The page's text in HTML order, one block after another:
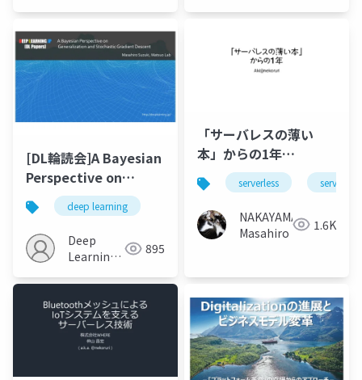
[DL輪読会]A Bayesian
Perspective on
Generalization and
Stochastic Gradient
Descent
deep learning
Deep
Learning
895
「サーバレスの薄い
本」からの1年
#serverlesstokyo
serverless
NAKAYAMA
Masahiro
1.6K